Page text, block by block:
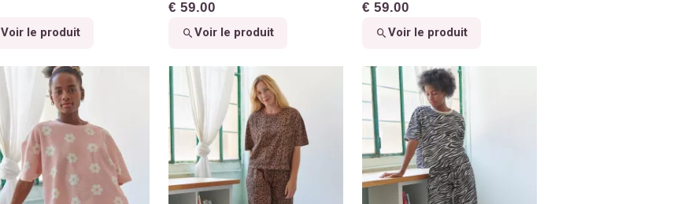
Voir le produit
€ 59.00
Voir le produit
€ 59.00
Voir le produit